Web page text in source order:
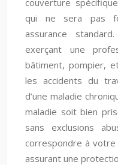
qui ne sera pas
assurance
exerçant une
bâtiment, pompier,
les accidents du
d’une maladie
maladie soit bien
sans exclusions
correspondre à
assurant une